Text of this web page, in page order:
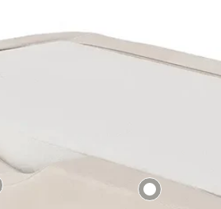
Tecidos: